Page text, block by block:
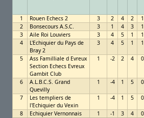
1 Rouen Echecs 2 3 2 4 2 1
2
Bonsecours A.S.C. 3 1 4 3 1
3
Aile Roi Louviers 3 4 5 1 1
4
L'Echiquier du Pays de
Bray 2
3 4 5 1 1
5
Ass Familliale d Evreux
Section Echecs Evreux
Gambit Club
1 -2 2 4 0
6
A.L.B.C.S. Grand
Quevilly
1 -4 1 5 0
7
Les templiers de
l'Echiquier du Vexin
1 -4 1 5 0
8 Echiquier Vernonnais 1 -1 3 4 0